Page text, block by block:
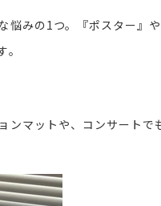
悩みの1つ。『ポスター』
ンマットや、コンサート